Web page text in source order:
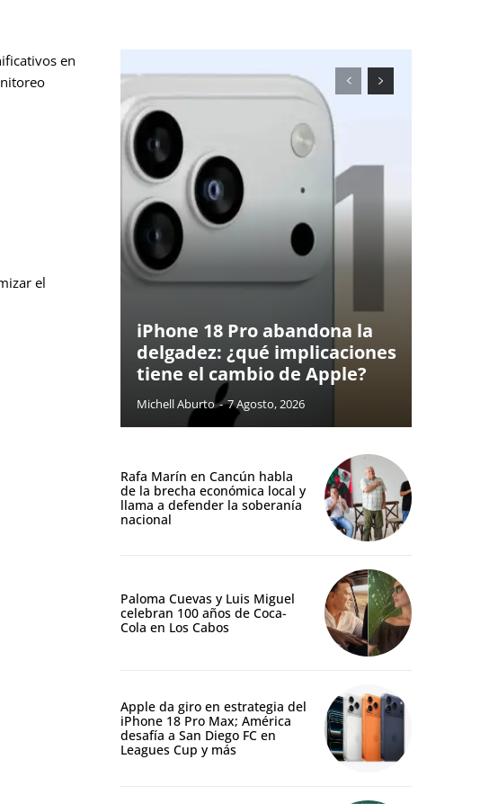
en
el
iPhone 18 Pro abandona la
delgadez: ¿qué implicaciones
tiene el cambio de Apple?
Michell Aburto - 7 Agosto, 2026
Rafa Marín en Cancún habla
de la brecha económica local y
llama a defender la soberanía
nacional
Paloma Cuevas y Luis Miguel
celebran 100 años de Coca-
Cola en Los Cabos
Apple da giro en estrategia del
iPhone 18 Pro Max; América
desafía a San Diego FC en
Leagues Cup y más